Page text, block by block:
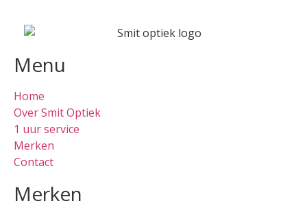
Menu
Home
Over Smit Optiek
1 uur service
Merken
Contact
Merken